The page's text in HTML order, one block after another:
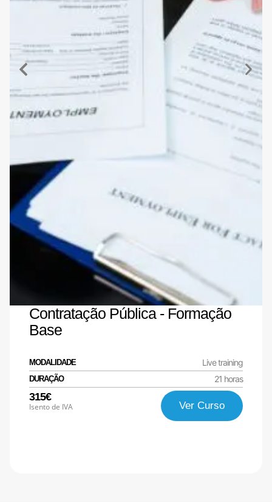
Contratação Pública - Formação
Base
MODALIDADE Live training
DURAÇÃO 21 horas
315€
Isento de IVA Ver Curso